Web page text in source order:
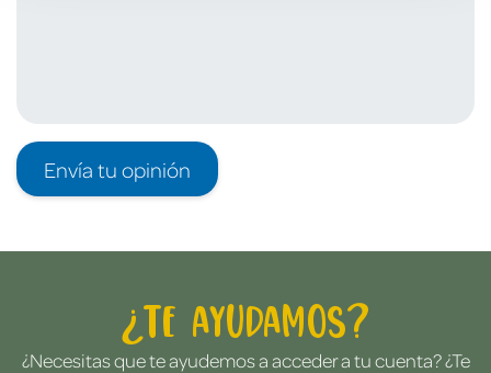
Envía tu opinión
¿Te ayudamos?
¿Necesitas que te ayudemos a acceder a tu cuenta? ¿Te